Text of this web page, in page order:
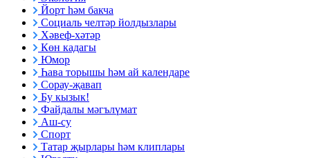
Йорт һәм бакча
Социаль челтәр йолдызлары
Хәвеф-хәтәр
Көн кадагы
Юмор
Һава торышы һәм ай календаре
Сорау-җавап
Бу кызык!
Файдалы мәгълүмат
Аш-су
Спорт
Татар җырлары һәм клиплары